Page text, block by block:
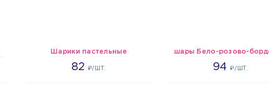
Шарики пастельные
82 ₽/ШТ.
2192
94₽/ШТ.
1697